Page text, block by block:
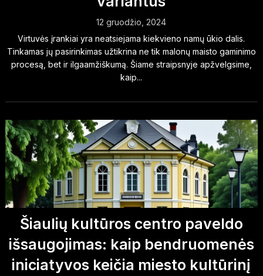
12 gruodžio, 2024
Virtuvės įrankiai yra neatsiejama kiekvieno namų ūkio dalis.
Tinkamas jų pasirinkimas užtikrina ne tik malonų maisto gaminimo
procesą, bet ir ilgaamžiškumą. Šiame straipsnyje apžvelgsime,
kaip...
Šiaulių kultūros centro paveldo
išsaugojimas: kaip bendruomenės
iniciatyvos keičia miesto kultūrinį